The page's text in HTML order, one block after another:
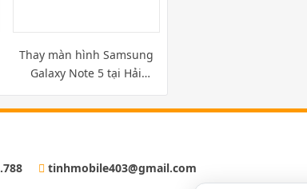
Thay màn hình Samsung
Galaxy Note 5 tại Hải
tinhmobile403@gmail.com